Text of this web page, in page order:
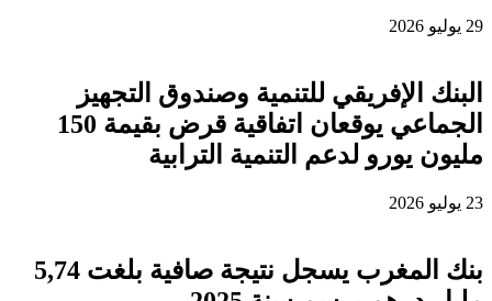
29 يوليو 2026
البنك الإفريقي للتنمية وصندوق التجهيز
الجماعي يوقعان اتفاقية قرض بقيمة 150
مليون يورو لدعم التنمية الترابية
23 يوليو 2026
بنك المغرب يسجل نتيجة صافية بلغت 5,74